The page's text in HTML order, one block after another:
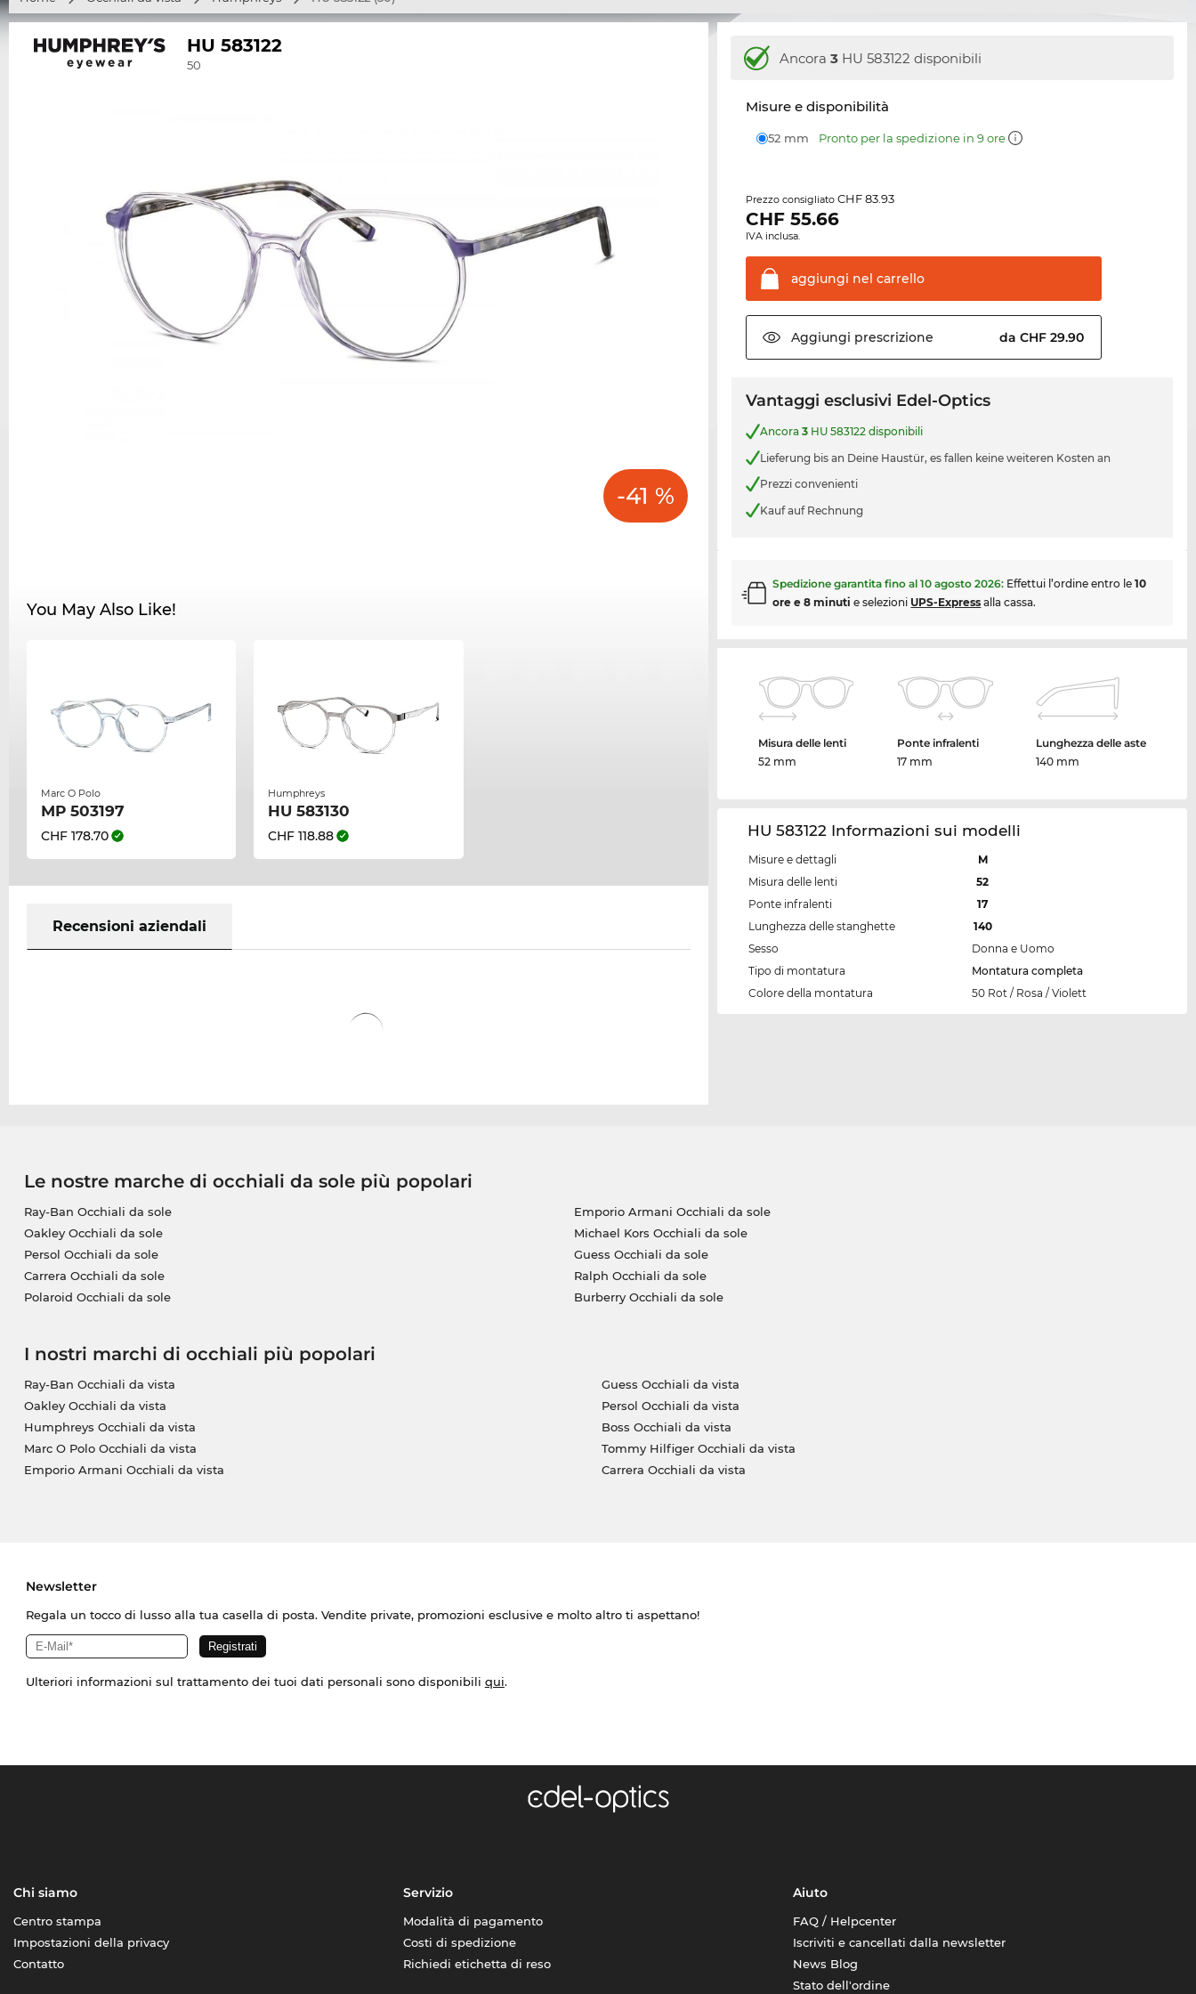
HU 583122
50
-41 %
You May Also Like!
Marc O Polo
MP 503197
CHF 178.70
Humphreys
HU 583130
CHF 118.88
Recensioni aziendali
Ancora3 HU 583122 disponibili
Misure e disponibilità
52 mm Pronto per la spedizione in 9 ore
Prezzo consigliatoCHF 83.93
CHF55.66
IVA inclusa.
aggiungi nel carrello
Aggiungi prescrizione da CHF 29.90
Vantaggi esclusivi Edel-Optics
Ancora3 HU 583122 disponibili
Lieferung bis an Deine Haustür, es fallen keine weiteren Kosten an
Prezzi convenienti
Kauf auf Rechnung
Spedizione garantita fino al10 agosto 2026: Effettui l’ordine entro le10
ore e 8 minuti e selezioni UPS-Express alla cassa.
Misura delle lenti
52 mm
Ponte infralenti
17 mm
Lunghezza delle aste
140 mm
HU 583122 Informazioni sui modelli
Misure e dettagli
M
Misura delle lenti
52
Ponte infralenti
17
Lunghezza delle stanghette
140
Sesso
Donna e Uomo
Tipo di montatura
Montatura completa
Colore della montatura
50 Rot / Rosa / Violett
Le nostre marche di occhiali da sole più popolari
Ray-Ban Occhiali da sole
Oakley Occhiali da sole
Persol Occhiali da sole
Carrera Occhiali da sole
Polaroid Occhiali da sole
Emporio Armani Occhiali da sole
Michael Kors Occhiali da sole
Guess Occhiali da sole
Ralph Occhiali da sole
Burberry Occhiali da sole
I nostri marchi di occhiali più popolari
Ray-Ban Occhiali da vista
Oakley Occhiali da vista
Humphreys Occhiali da vista
Marc O Polo Occhiali da vista
Emporio Armani Occhiali da vista
Guess Occhiali da vista
Persol Occhiali da vista
Boss Occhiali da vista
Tommy Hilfiger Occhiali da vista
Carrera Occhiali da vista
Newsletter
Regala un tocco di lusso alla tua casella di posta. Vendite private, promozioni esclusive e molto altro ti aspettano!
Ulteriori informazioni sul trattamento dei tuoi dati personali sono disponibili qui.
Chi siamo
Centro stampa
Impostazioni della privacy
Contatto
Servizio
Modalità di pagamento
Costi di spedizione
Richiedi etichetta di reso
Aiuto
FAQ / Helpcenter
Iscriviti e cancellati dalla newsletter
News Blog
Stato dell'ordine